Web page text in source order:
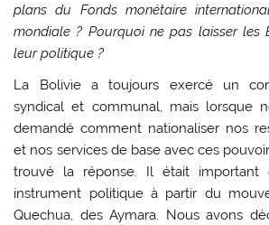
plans du Fonds monétaire
mondiale ? Pourquoi ne pas laisser les
leur politique ?
La Bolivie a toujours exercé un
syndical et communal, mais lorsque
demandé comment nationaliser nos
et nos services de base avec ces
trouvé la réponse. Il était important
instrument politique à partir du
Quechua, des Aymara. Nous avons